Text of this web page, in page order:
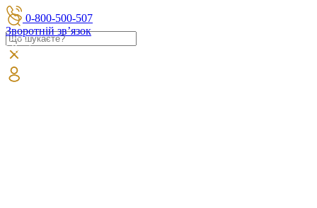
0-800-500-507
Зворотній зв’язок